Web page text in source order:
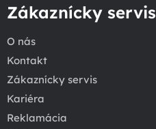
Zákaznícky servis
O nás
Kontakt
Zákaznícky servis
Kariéra
Reklamácia